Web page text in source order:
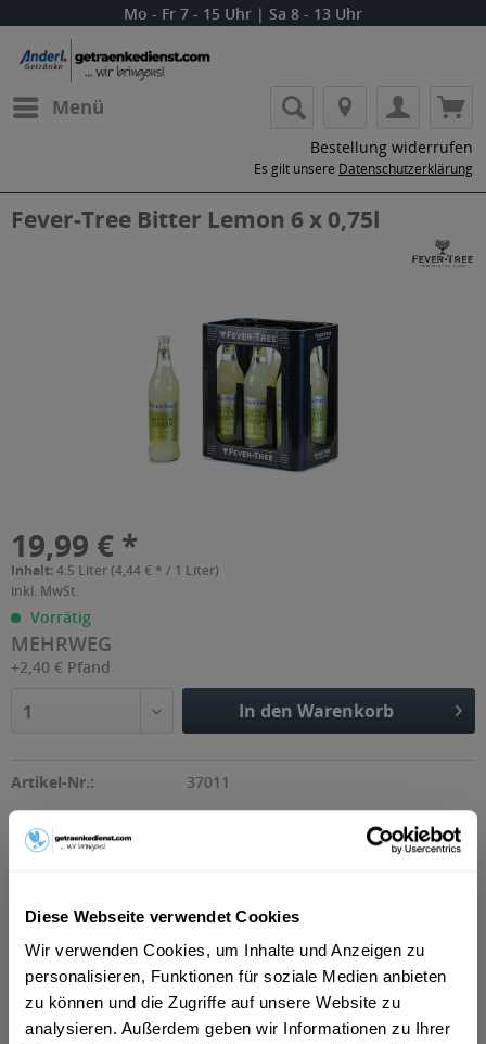
Diese Webseite verwendet Cookies
Wir verwenden Cookies, um Inhalte und Anzeigen zu
personalisieren, Funktionen für soziale Medien anbieten
zu können und die Zugriffe auf unsere Website zu
analysieren. Außerdem geben wir Informationen zu Ihrer
Mo - Fr 7 - 15 Uhr | Sa 8 - 13 Uhr
Menü
Bestellung widerrufen
Es gilt unsere Datenschutzerklärung
Fever-Tree Bitter Lemon 6 x 0,75l
19,99 € *
Inhalt:4.5 Liter (4,44 € * / 1 Liter)
inkl. MwSt.
Vorrätig
MEHRWEG
+2,40 € Pfand
1 In den Warenkorb
Artikel-Nr.: 37011
Bitterkeit des Chinins in diesem Bitter...
Zutaten und Allergene
Wasser, Zucker, 7,3% Zitronenzubereitung (aus Schale,
Zitronensaftkonzentrat, Zitronenextrakt),...mehr